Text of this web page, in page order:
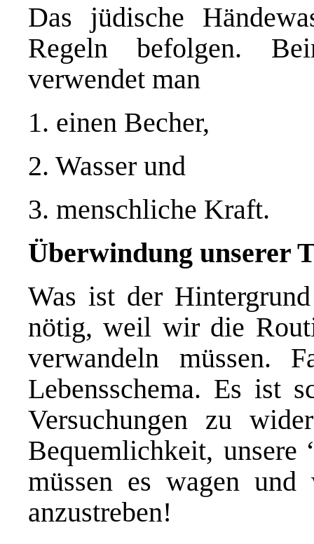
Das jüdische
Regeln befolgen.
verwendet man
1. einen Becher,
2. Wasser und
3. menschliche Kraft.
Überwindung unserer
Was ist der
nötig, weil wir die
verwandeln müssen.
Lebensschema. Es ist
Versuchungen zu
Bequemlichkeit, unsere
müssen es wagen
anzustreben!